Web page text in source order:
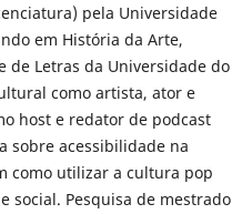
pela Universidade
em História da Arte,
de Letras da Universidade do
como artista, ator e
host e redator de podcast
sobre acessibilidade na
como utilizar a cultura pop
social. Pesquisa de mestrado